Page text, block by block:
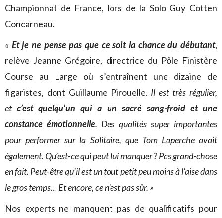
Championnat de France, lors de la Solo Guy Cotten
Concarneau.
« Et je ne pense pas que ce soit la chance du débutant,
relève Jeanne Grégoire, directrice du Pôle Finistère
Course au Large où s’entraînent une dizaine de
figaristes, dont Guillaume Pirouelle. Il est très régulier,
etc’est quelqu’un qui a un sacré sang-froidet une
constance émotionnelle. Des qualités super importantes
pour performer sur la Solitaire, que Tom Laperche avait
également. Qu’est-ce qui peut lui manquer ? Pas grand-chose
en fait. Peut-être qu’il est un tout petit peu moins à l’aise dans
le gros temps… Et encore, ce n’est pas sûr. »
Nos experts ne manquent pas de qualificatifs pour